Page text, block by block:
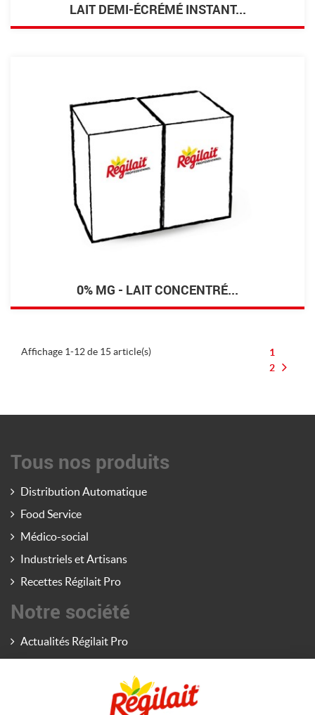
LAIT DEMI-ÉCRÉMÉ INSTANT...
0% MG - LAIT CONCENTRÉ...
Affichage 1-12 de 15 article(s)
1
2
Tous nos produits
Distribution Automatique
Food Service
Médico-social
Industriels et Artisans
Recettes Régilait Pro
Notre société
Actualités Régilait Pro
Site consommateurs (PGC)